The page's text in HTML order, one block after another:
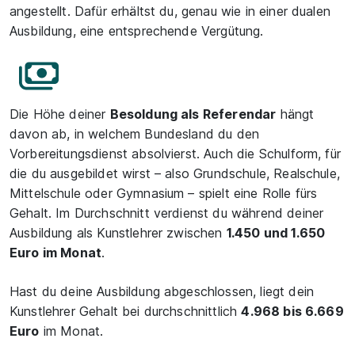
angestellt. Dafür erhältst du, genau wie in einer dualen
Ausbildung, eine entsprechende Vergütung.
Die Höhe deiner Besoldung als Referendar hängt
davon ab, in welchem Bundesland du den
Vorbereitungsdienst absolvierst. Auch die Schulform, für
die du ausgebildet wirst – also Grundschule, Realschule,
Mittelschule oder Gymnasium – spielt eine Rolle fürs
Gehalt. Im Durchschnitt verdienst du während deiner
Ausbildung als Kunstlehrer zwischen 1.450 und 1.650
Euro im Monat.
Hast du deine Ausbildung abgeschlossen, liegt dein
Kunstlehrer Gehalt bei durchschnittlich4.968 bis 6.669
Euro im Monat.